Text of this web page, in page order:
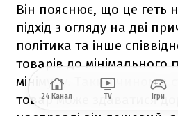
Він пояснює, що це геть
підхід з огляду на дві
політика та інше
товарів до мінімального
мінімуму. Таким чином в
товар може здаватися
24 Канал TV Ігри